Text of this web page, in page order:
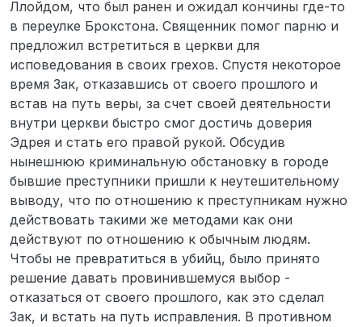
Ллойдом, что был ранен и ожидал кончины где-то
в переулке Брокстона. Священник помог парню и
предложил встретиться в церкви для
исповедования в своих грехов. Спустя некоторое
время Зак, отказавшись от своего прошлого и
встав на путь веры, за счет своей деятельности
внутри церкви быстро смог достичь доверия
Эдрея и стать его правой рукой. Обсудив
нынешнюю криминальную обстановку в городе
бывшие преступники пришли к неутешительному
выводу, что по отношению к преступникам нужно
действовать такими же методами как они
действуют по отношению к обычным людям.
Чтобы не превратиться в убийц, было принято
решение давать провинившемуся выбор -
отказаться от своего прошлого, как это сделал
Зак, и встать на путь исправления. В противном